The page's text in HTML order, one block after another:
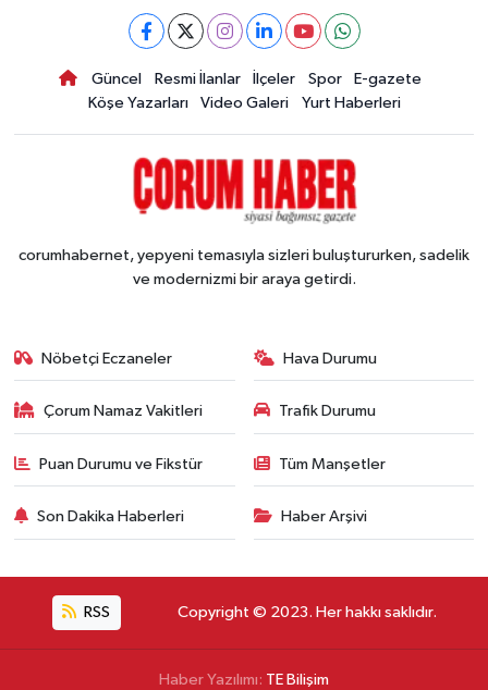
Güncel Resmi İlanlar İlçeler Spor
E-gazete
Köşe Yazarları
Video Galeri Yurt Haberleri
corumhabernet, yepyeni temasıyla sizleri buluştururken, sadelik
ve modernizmi bir araya getirdi.
Nöbetçi Eczaneler Hava Durumu
Çorum Namaz Vakitleri Trafik Durumu
Puan Durumu ve Fikstür Tüm Manşetler
Son Dakika Haberleri Haber Arşivi
RSS Copyright © 2023. Her hakkı saklıdır.
Haber Yazılımı: TE Bilişim